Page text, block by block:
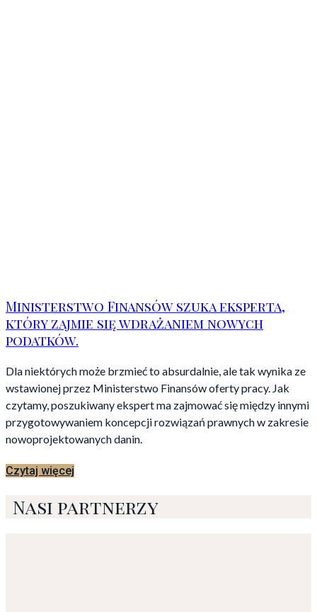
Ministerstwo Finansów szuka eksperta,
który zajmie się wdrażaniem nowych
podatków.
Dla niektórych może brzmieć to absurdalnie, ale tak wynika ze
wstawionej przez Ministerstwo Finansów oferty pracy. Jak
czytamy, poszukiwany ekspert ma zajmować się między innymi
przygotowywaniem koncepcji rozwiązań prawnych w zakresie
nowoprojektowanych danin.
Czytaj więcej
Nasi partnerzy